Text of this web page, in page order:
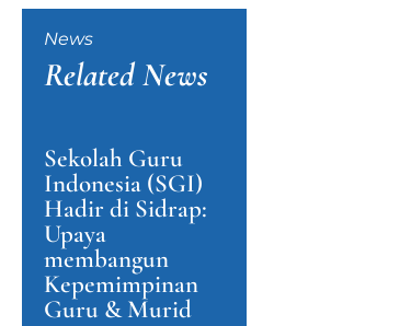
News
Related News
Sekolah Guru
Indonesia (SGI)
Hadir di Sidrap:
Upaya
membangun
Kepemimpinan
Guru & Murid